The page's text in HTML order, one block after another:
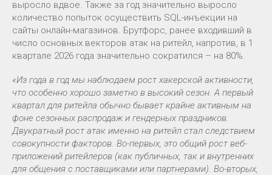
выросло вдвое. Также за год значительно выросло
количество попыток осуществить SQL-инъекции на
сайты онлайн-магазинов. Брутфорс, ранее входивший в
число основных векторов атак на ритейл, напротив, в 1
квартале 2026 года значительно сократился – на 80%.
«Из года в год мы наблюдаем рост хакерской активности,
что особенно хорошо заметно в высокий сезон. А первый
квартал для ритейла обычно бывает крайне активным на
фоне сезонных распродаж и гендерных праздников.
Двукратный рост атак именно на ритейл стал следствием
совокупности факторов. Во-первых, это общий рост веб-
приложений ритейлеров (как публичных, так и внутренних
для общения с поставщиками или партнерами). Во-вторых,